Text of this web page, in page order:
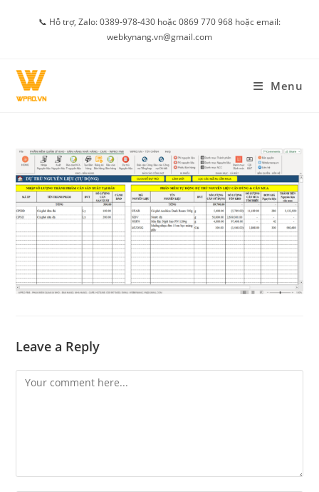
📞 Hỗ trợ, Zalo: 0389-978-430 hoặc 0869 770 968 hoặc email:
webkynang.vn@gmail.com
Menu
Leave a Reply
Comment